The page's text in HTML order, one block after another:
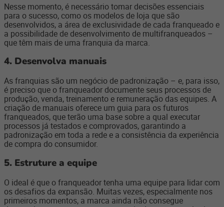
Nesse momento, é necessário tomar decisões essenciais
para o sucesso, como os modelos de loja que são
desenvolvidos, a área de exclusividade de cada franqueado e
a possibilidade de desenvolvimento de multifranqueados –
que têm mais de uma franquia da marca.
4. Desenvolva manuais
As franquias são um negócio de padronização – e, para isso,
é preciso que o franqueador documente seus processos de
produção, venda, treinamento e remuneração das equipes. A
criação de manuais oferece um guia para os futuros
franqueados, que terão uma base sobre a qual executar
processos já testados e comprovados, garantindo a
padronização em toda a rede e a consistência da experiência
de compra do consumidor.
5. Estruture a equipe
O ideal é que o franqueador tenha uma equipe para lidar com
os desafios da expansão. Muitas vezes, especialmente nos
primeiros momentos, a marca ainda não consegue